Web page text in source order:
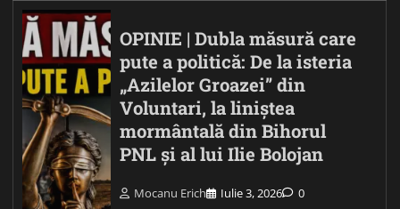
OPINIE | Dubla măsură care
pute a politică: De la isteria
„Azilelor Groazei” din
Voluntari, la liniștea
mormântală din Bihorul
PNL și al lui Ilie Bolojan
Mocanu Erich Iulie 3, 2026 0